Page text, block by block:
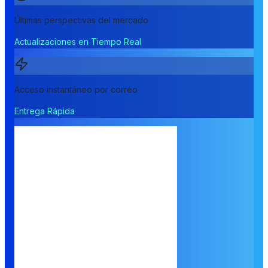
Últimas perspectivas del mercado
Actualizaciones en Tiempo Real
Acceso instantáneo por correo
Entrega Rápida